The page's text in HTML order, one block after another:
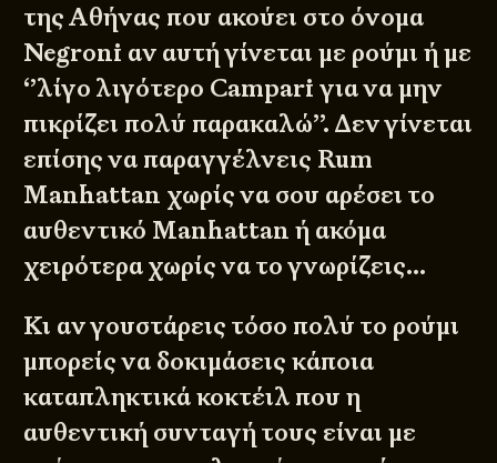
της Αθήνας που ακούει στο όνομα
Negroni αν αυτή γίνεται με ρούμι ή με
‘’λίγο λιγότερο Campari για να μην
πικρίζει πολύ παρακαλώ’’. Δεν γίνεται
επίσης να παραγγέλνεις Rum
Manhattan χωρίς να σου αρέσει το
αυθεντικό Manhattan ή ακόμα
χειρότερα χωρίς να το γνωρίζεις…
Κι αν γουστάρεις τόσο πολύ το ρούμι
μπορείς να δοκιμάσεις κάποια
καταπληκτικά κοκτέιλ που η
αυθεντική συνταγή τους είναι με